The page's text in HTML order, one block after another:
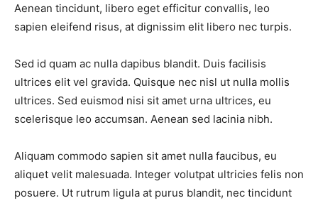
Aenean ⁣tincidunt, ​libero​ eget​ efficitur⁢ convallis, leo
sapien eleifend⁣ risus, at dignissim elit‌ libero‍ nec turpis.
Sed id ⁣quam ac nulla dapibus‍ blandit.⁣ Duis facilisis
ultrices elit vel ‌gravida. Quisque nec nisl ut nulla mollis
ultrices.​ Sed euismod nisi sit amet urna ultrices, eu
‌scelerisque‍ leo accumsan. Aenean⁤ sed lacinia ‌nibh.
Aliquam⁢ commodo sapien sit⁢ amet nulla ⁢faucibus, eu
⁢aliquet velit malesuada. Integer ​volutpat ultricies felis non
posuere.‍ Ut rutrum ligula at purus ⁤blandit, nec tincidunt